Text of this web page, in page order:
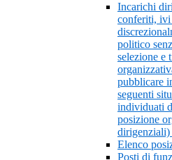
Incarichi
conferiti,
politico
selezione e
pubblicare
seguenti
individuati
posizione
dirigenziali)
Elenco
Posti di